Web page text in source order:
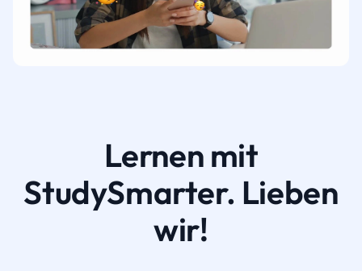
Lernen mit
StudySmarter. Lieben
wir!